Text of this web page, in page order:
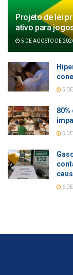
Projeto de lei
ativo para
5 DE AGOSTO DE
5
5
6